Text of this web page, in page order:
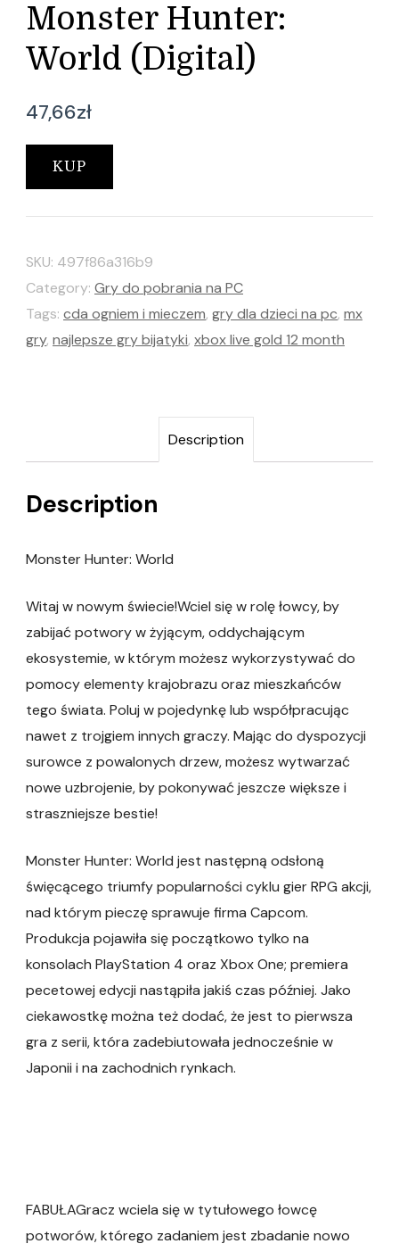
Monster Hunter:
World (Digital)
47,66zł
KUP
SKU: 497f86a316b9
Category: Gry do pobrania na PC
Tags: cda ogniem i mieczem, gry dla dzieci na pc, mx
gry, najlepsze gry bijatyki, xbox live gold 12 month
Description
Description
Monster Hunter: World
Witaj w nowym świecie!Wciel się w rolę łowcy, by
zabijać potwory w żyjącym, oddychającym
ekosystemie, w którym możesz wykorzystywać do
pomocy elementy krajobrazu oraz mieszkańców
tego świata. Poluj w pojedynkę lub współpracując
nawet z trojgiem innych graczy. Mając do dyspozycji
surowce z powalonych drzew, możesz wytwarzać
nowe uzbrojenie, by pokonywać jeszcze większe i
straszniejsze bestie!
Monster Hunter: World jest następną odsłoną
święcącego triumfy popularności cyklu gier RPG akcji,
nad którym pieczę sprawuje firma Capcom.
Produkcja pojawiła się początkowo tylko na
konsolach PlayStation 4 oraz Xbox One; premiera
pecetowej edycji nastąpiła jakiś czas później. Jako
ciekawostkę można też dodać, że jest to pierwsza
gra z serii, która zadebiutowała jednocześnie w
Japonii i na zachodnich rynkach.
FABUŁAGracz wciela się w tytułowego łowcę
potworów, którego zadaniem jest zbadanie nowo